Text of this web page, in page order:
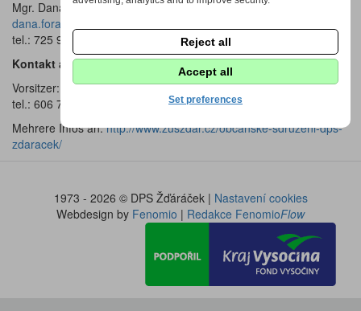
Mgr. Dana Foralová
dana.foralova@seznam.cz
tel.: 725 949 609
Kontakt an DPS Žďáráček z.s.
Vorsitzer: Zdeněk Kyncl
tel.: 606 788 890
Mehrere Infos an:http://www.zuszdar.cz/obcanske-sdruzeni-dps-
zdaracek/
1973 - 2026 © DPS Žďáráček | Nastavení cookies
Webdesign by Fenomio | Redakce FenomioFlow
Reject all
Accept all
Set preferences